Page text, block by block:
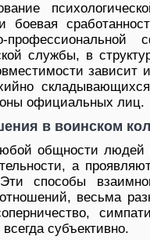
боевая
профессиональной
службы, в
складывающихся
официальных лиц.
в воинском
общности людей
а
способы
весьма
субъективно.